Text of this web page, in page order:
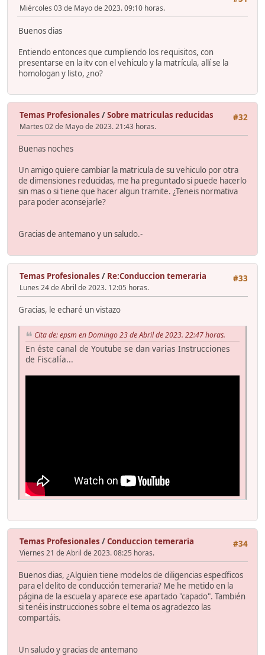
Miércoles 03 de Mayo de 2023. 09:10 horas.
Buenos dias
Entiendo entonces que cumpliendo los requisitos, con
presentarse en la itv con el vehículo y la matrícula, allí se la
homologan y listo, ¿no?
#32
Temas Profesionales /Sobre matriculas reducidas
Martes 02 de Mayo de 2023. 21:43 horas.
Buenas noches
Un amigo quiere cambiar la matricula de su vehiculo por otra
de dimensiones reducidas, me ha preguntado si puede hacerlo
sin mas o si tiene que hacer algun tramite. ¿Teneis normativa
para poder aconsejarle?
Gracias de antemano y un saludo.-
#33
Temas Profesionales / Re:Conduccion temeraria
Lunes 24 de Abril de 2023. 12:05 horas.
Gracias, le echaré un vistazo
Cita de: epsm en Domingo 23 de Abril de 2023. 22:47 horas.
En éste canal de Youtube se dan varias Instrucciones
de Fiscalía...
#34
Temas Profesionales /Conduccion temeraria
Viernes 21 de Abril de 2023. 08:25 horas.
Buenos dias, ¿Alguien tiene modelos de diligencias específicos
para el delito de conducción temeraria? Me he metido en la
página de la escuela y aparece ese apartado "capado". También
si tenéis instrucciones sobre el tema os agradezco las
compartáis.
Un saludo y gracias de antemano